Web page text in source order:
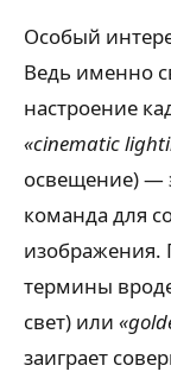
Особый
Ведь именно
настроение
«cinematic
освещение) —
команда для
изображения.
термины
свет) или
заиграет